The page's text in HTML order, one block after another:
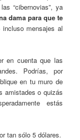
“cibernovias”, ya
dama para que te
mensajes al
en cuenta que las
Podrías, por
en tu muro de
amistades o quizás
estás
tan sólo 5 dólares.